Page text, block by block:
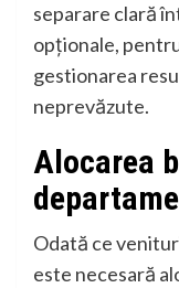
separare clară
opționale,
gestionarea
neprevăzute.
Alocarea
Odată ce
este necesară